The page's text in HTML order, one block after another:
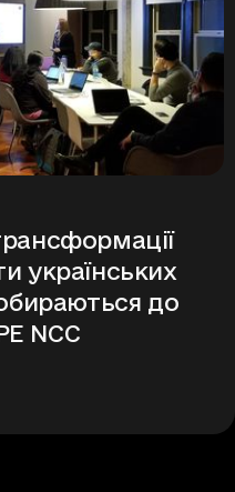
українських
до
NCC